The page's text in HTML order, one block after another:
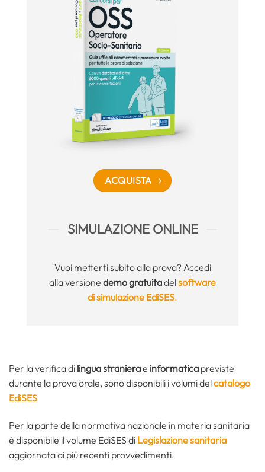
ACQUISTA
SIMULAZIONE ONLINE
Vuoi metterti subito alla prova? Accedi
alla versione demo gratuitadelsoftware
di simulazione EdiSES.
Per la verifica di lingua stranierae informatica previste
durante la prova orale, sono disponibili i volumi delcatalogo
EdiSES
Per la parte della normativa nazionale in materia sanitaria
è disponibile il volume EdiSES di Legislazione sanitaria
aggiornata ai più recenti provvedimenti.